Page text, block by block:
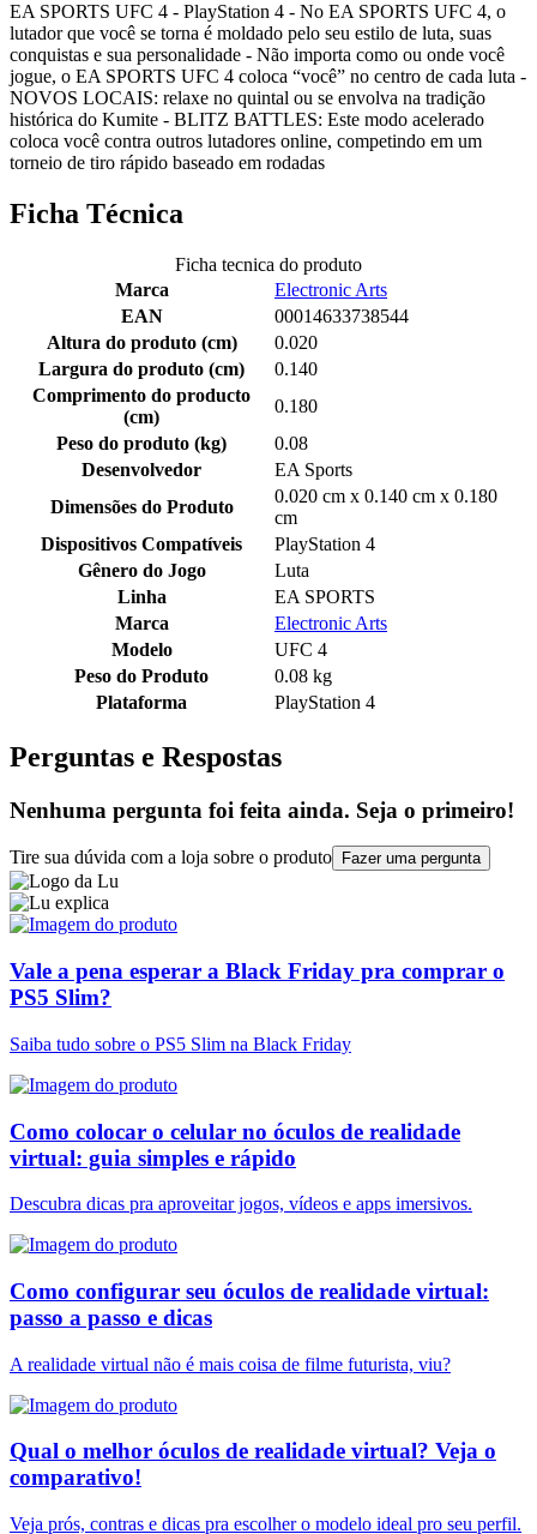
EA SPORTS UFC 4 - PlayStation 4 - No EA SPORTS UFC 4, o
lutador que você se torna é moldado pelo seu estilo de luta, suas
conquistas e sua personalidade - Não importa como ou onde você
jogue, o EA SPORTS UFC 4 coloca “você” no centro de cada luta -
NOVOS LOCAIS: relaxe no quintal ou se envolva na tradição
histórica do Kumite - BLITZ BATTLES: Este modo acelerado
coloca você contra outros lutadores online, competindo em um
torneio de tiro rápido baseado em rodadas
Ficha Técnica
Ficha tecnica do produto
Marca
Electronic Arts
EAN
00014633738544
Altura do produto (cm)
0.020
Largura do produto (cm)
0.140
Comprimento do producto
(cm)
0.180
Peso do produto (kg)
0.08
Desenvolvedor
EA Sports
Dimensões do Produto
0.020 cm x 0.140 cm x 0.180
cm
Dispositivos Compatíveis
PlayStation 4
Gênero do Jogo
Luta
Linha
EA SPORTS
Marca
Electronic Arts
Modelo
UFC 4
Peso do Produto
0.08 kg
Plataforma
PlayStation 4
Perguntas e Respostas
Nenhuma pergunta foi feita ainda. Seja o primeiro!
Tire sua dúvida com a loja sobre o produto Fazer uma pergunta
Vale a pena esperar a Black Friday pra comprar o
PS5 Slim?
Saiba tudo sobre o PS5 Slim na Black Friday
Como colocar o celular no óculos de realidade
virtual: guia simples e rápido
Descubra dicas pra aproveitar jogos, vídeos e apps imersivos.
Como configurar seu óculos de realidade virtual:
passo a passo e dicas
A realidade virtual não é mais coisa de filme futurista, viu?
Qual o melhor óculos de realidade virtual? Veja o
comparativo!
Veja prós, contras e dicas pra escolher o modelo ideal pro seu perfil.